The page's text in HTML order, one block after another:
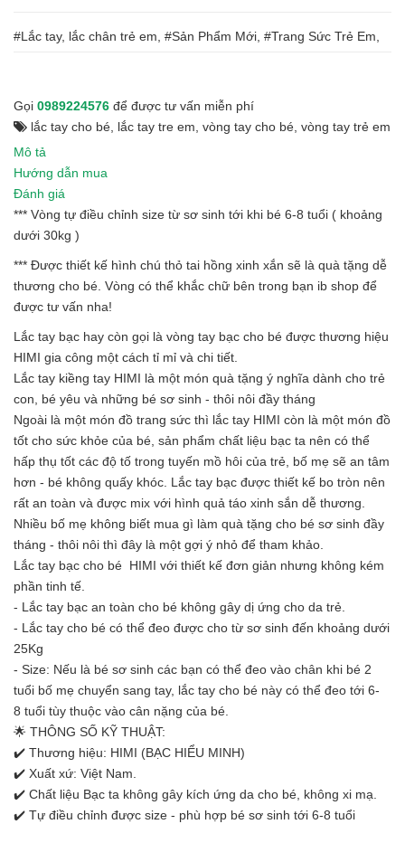
#Lắc tay, lắc chân trẻ em, #Sản Phẩm Mới, #Trang Sức Trẻ Em,
Gọi 0989224576 để được tư vấn miễn phí
lắc tay cho bé lắc tay tre em vòng tay cho bé vòng tay trẻ em
Mô tả
Hướng dẫn mua
Đánh giá
*** Vòng tự điều chỉnh size từ sơ sinh tới khi bé 6-8 tuổi ( khoảng
dưới 30kg )
*** Được thiết kế hình chú thỏ tai hồng xinh xắn sẽ là quà tặng dễ
thương cho bé. Vòng có thể khắc chữ bên trong bạn ib shop để
được tư vấn nha!
Lắc tay bạc hay còn gọi là vòng tay bạc cho bé được thương hiệu
HIMI gia công một cách tỉ mỉ và chi tiết.
Lắc tay kiềng tay HIMI là một món quà tặng ý nghĩa dành cho trẻ
con, bé yêu và những bé sơ sinh - thôi nôi đầy tháng
Ngoài là một món đồ trang sức thì lắc tay HIMI còn là một món đồ
tốt cho sức khỏe của bé, sản phẩm chất liệu bạc ta nên có thể
hấp thụ tốt các độ tố trong tuyến mồ hôi của trẻ, bố mẹ sẽ an tâm
hơn - bé không quấy khóc. Lắc tay bạc được thiết kế bo tròn nên
rất an toàn và được mix với hình quả táo xinh sắn dễ thương.
Nhiều bố mẹ không biết mua gì làm quà tặng cho bé sơ sinh đầy
tháng - thôi nôi thì đây là một gợi ý nhỏ để tham khảo.
Lắc tay bạc cho bé HIMI với thiết kế đơn giản nhưng không kém
phần tinh tế.
- Lắc tay bạc an toàn cho bé không gây dị ứng cho da trẻ.
- Lắc tay cho bé có thể đeo được cho từ sơ sinh đến khoảng dưới
25Kg
- Size: Nếu là bé sơ sinh các bạn có thể đeo vào chân khi bé 2
tuổi bố mẹ chuyển sang tay, lắc tay cho bé này có thể đeo tới 6-
8 tuổi tùy thuộc vào cân nặng của bé.
🌟 THÔNG SỐ KỸ THUẬT:
✔️ Thương hiệu: HIMI (BẠC HIỂU MINH)
✔️ Xuất xứ: Việt Nam.
✔️ Chất liệu Bạc ta không gây kích ứng da cho bé, không xi mạ.
✔️ Tự điều chỉnh được size - phù hợp bé sơ sinh tới 6-8 tuổi